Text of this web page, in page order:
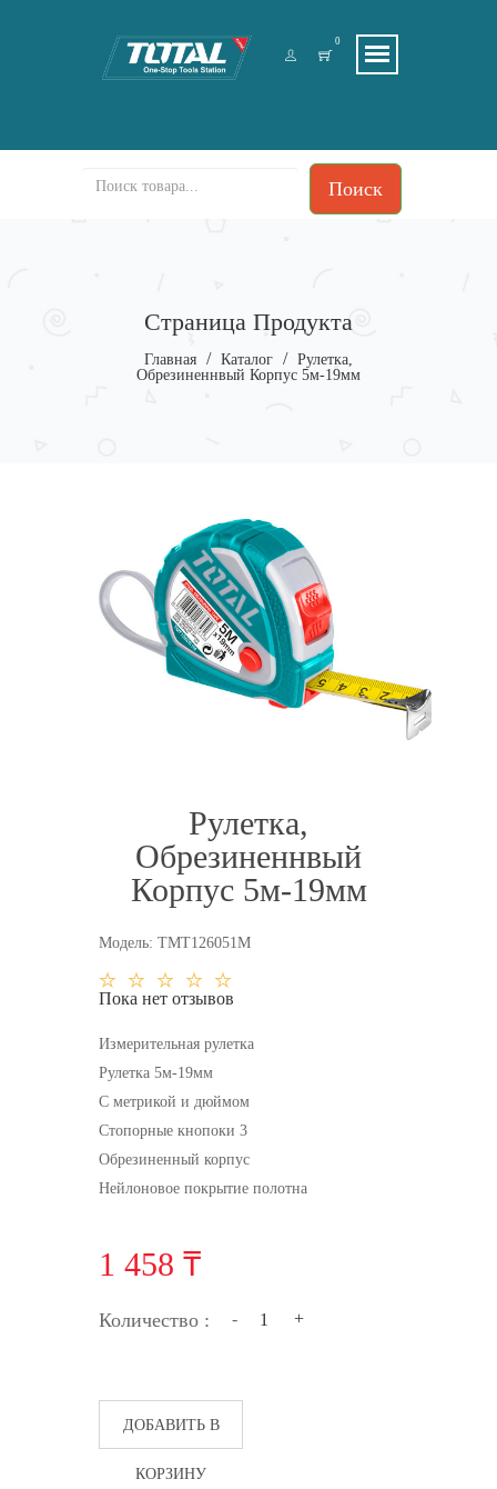
0
Поиск
Страница Продукта
Главная / Каталог / Рулетка,
Обрезиненнвый Корпус 5м-19мм
Рулетка,
Обрезиненнвый
Корпус 5м-19мм
Модель: TMT126051M
Пока нет отзывов
Измерительная рулетка
Рулетка 5м-19мм
С метрикой и дюймом
Стопорные кнопоки 3
Обрезиненный корпус
Нейлоновое покрытие полотна
1 458 ₸
Количество : - +
ДОБАВИТЬ В
КОРЗИНУ